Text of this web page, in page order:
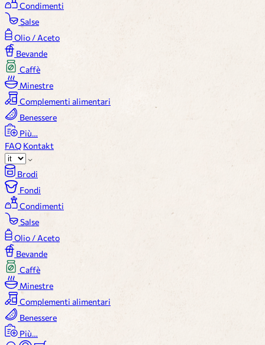
Condimenti
Salse
Olio / Aceto
Bevande
Caffè
Minestre
Complementi alimentari
Benessere
Più…
FAQ Kontakt
Brodi
Fondi
Condimenti
Salse
Olio / Aceto
Bevande
Caffè
Minestre
Complementi alimentari
Benessere
Più…